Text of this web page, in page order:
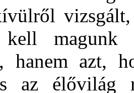
kell
hanem azt,
az élővilág